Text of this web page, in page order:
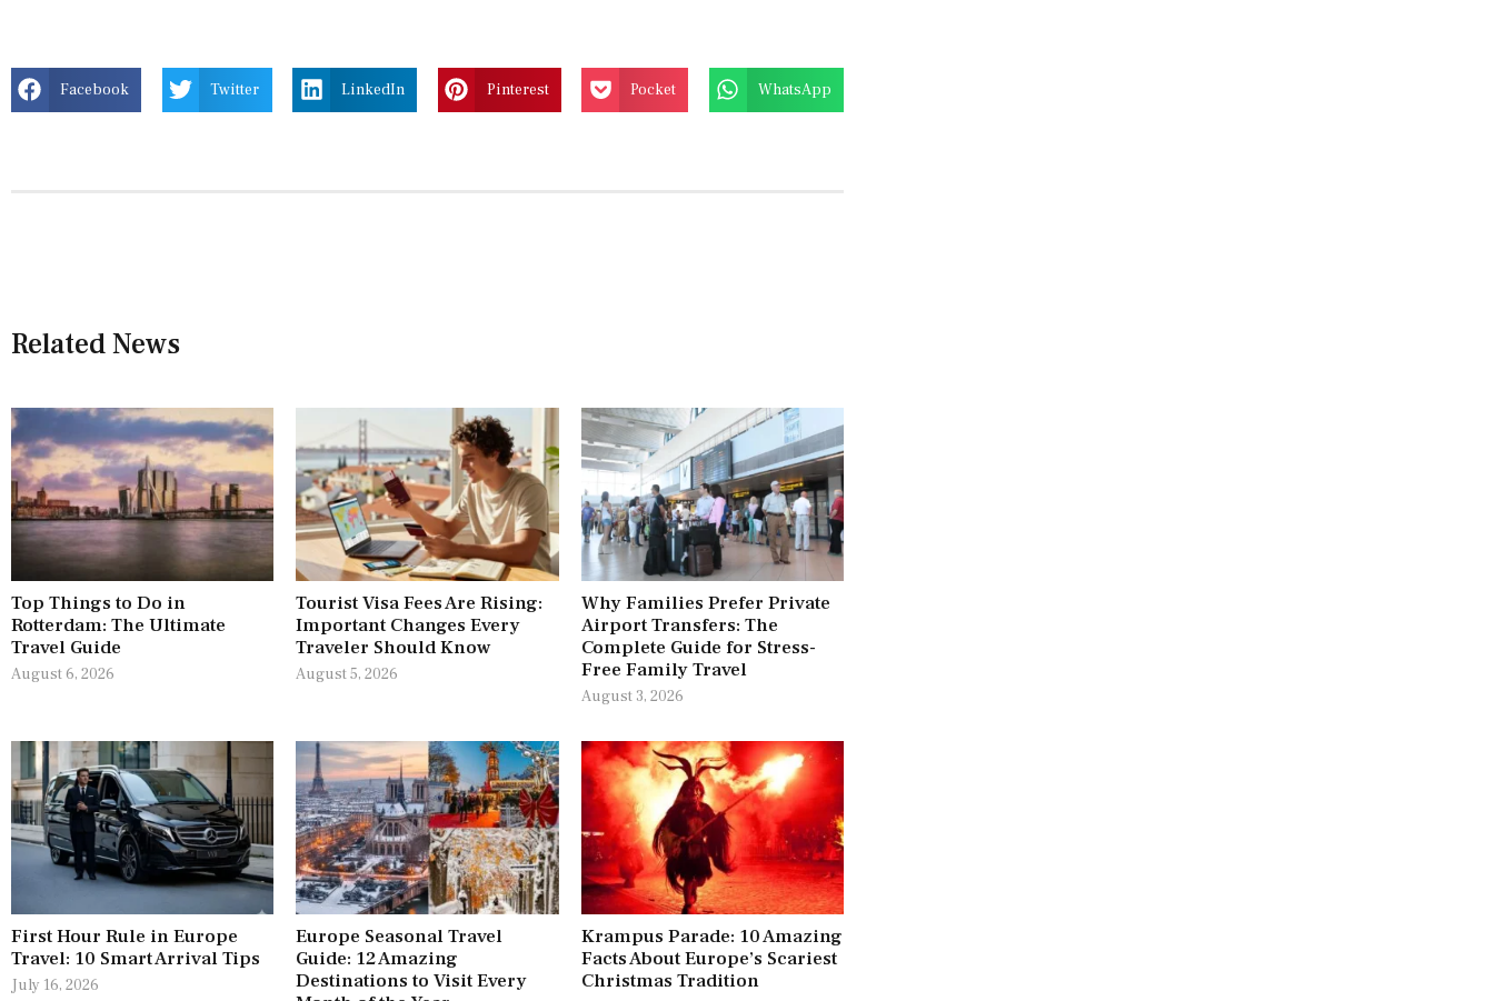
Facebook Twitter LinkedIn Pinterest Pocket WhatsApp
Related News
Top Things to Do in
Rotterdam: The Ultimate
Travel Guide
August 6, 2026
Tourist Visa Fees Are Rising:
Important Changes Every
Traveler Should Know
August 5, 2026
Why Families Prefer Private
Airport Transfers: The
Complete Guide for Stress-
Free Family Travel
August 3, 2026
First Hour Rule in Europe
Travel: 10 Smart Arrival Tips
July 16, 2026
Europe Seasonal Travel
Guide: 12 Amazing
Destinations to Visit Every
Krampus Parade: 10 Amazing
Facts About Europe’s Scariest
Christmas Tradition